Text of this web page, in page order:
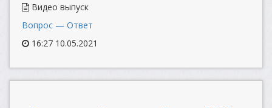
Видео выпуск
Вопрос — Ответ
16:27 10.05.2021